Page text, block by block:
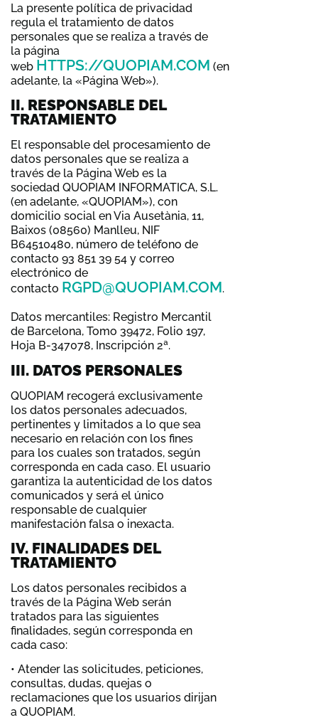
La presente política de privacidad
regula el tratamiento de datos
personales que se realiza a través de
la página
web HTTPS://QUOPIAM.COM (en
adelante, la «Página Web»).
II. RESPONSABLE DEL
TRATAMIENTO
El responsable del procesamiento de
datos personales que se realiza a
través de la Página Web es la
sociedad QUOPIAM INFORMATICA, S.L.
(en adelante, «QUOPIAM»), con
domicilio social en Via Ausetània, 11,
Baixos (08560) Manlleu, NIF
B64510480, número de teléfono de
contacto 93 851 39 54 y correo
electrónico de
contacto RGPD@QUOPIAM.COM.
Datos mercantiles: Registro Mercantil
de Barcelona, Tomo 39472, Folio 197,
Hoja B-347078, Inscripción 2ª.
III. DATOS PERSONALES
QUOPIAM recogerá exclusivamente
los datos personales adecuados,
pertinentes y limitados a lo que sea
necesario en relación con los fines
para los cuales son tratados, según
corresponda en cada caso. El usuario
garantiza la autenticidad de los datos
comunicados y será el único
responsable de cualquier
manifestación falsa o inexacta.
IV. FINALIDADES DEL
TRATAMIENTO
Los datos personales recibidos a
través de la Página Web serán
tratados para las siguientes
finalidades, según corresponda en
cada caso:
• Atender las solicitudes, peticiones,
consultas, dudas, quejas o
reclamaciones que los usuarios dirijan
a QUOPIAM.